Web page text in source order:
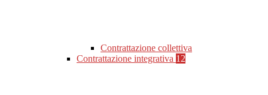
Contrattazione collettiva
Contrattazione integrativa 12